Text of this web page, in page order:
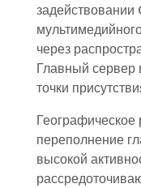
задействовании
через
Главный сервер
точки
Географическое
переполнение
высокой